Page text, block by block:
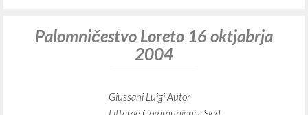
Palomničestvo Loreto 16 oktjabrja
2004
Giussani Luigi Autor